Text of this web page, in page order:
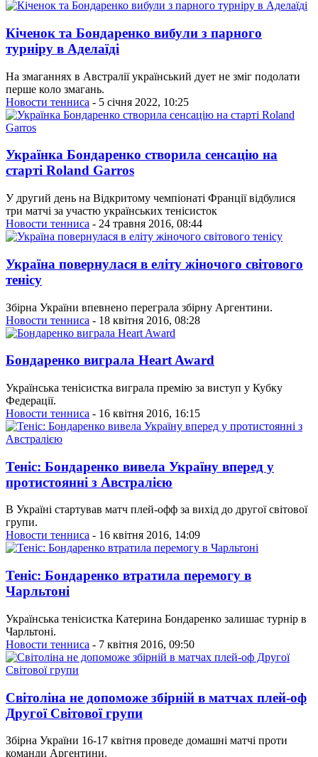
Кіченок та Бондаренко вибули з парного
турніру в Аделаїді
На змаганнях в Австралії український дует не зміг подолати
перше коло змагань.
Новости тенниса - 5 січня 2022, 10:25
Українка Бондаренко створила сенсацію на
старті Roland Garros
У другий день на Відкритому чемпіонаті Франції відбулися
три матчі за участю українських тенісисток
Новости тенниса - 24 травня 2016, 08:44
Україна повернулася в еліту жіночого світового
тенісу
Збірна України впевнено переграла збірну Аргентини.
Новости тенниса - 18 квітня 2016, 08:28
Бондаренко виграла Heart Award
Українська тенісистка виграла премію за виступ у Кубку
Федерації.
Новости тенниса - 16 квітня 2016, 16:15
Теніс: Бондаренко вивела Україну вперед у
протистоянні з Австралією
В Україні стартував матч плей-офф за вихід до другої світової
групи.
Новости тенниса - 16 квітня 2016, 14:09
Теніс: Бондаренко втратила перемогу в
Чарльтоні
Українська тенісистка Катерина Бондаренко залишає турнір в
Чарльтоні.
Новости тенниса - 7 квітня 2016, 09:50
Світоліна не допоможе збірній в матчах плей-оф
Другої Світової групи
Збірна України 16-17 квітня проведе домашні матчі проти
команди Аргентини.